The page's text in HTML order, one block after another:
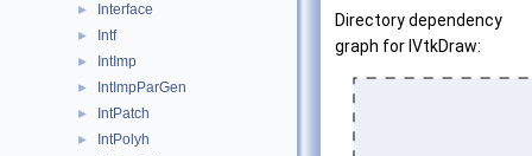
► Interface
► Intf
► IntImp
► IntImpParGen
► IntPatch
► IntPolyh
Directory dependency
graph for IVtkDraw: